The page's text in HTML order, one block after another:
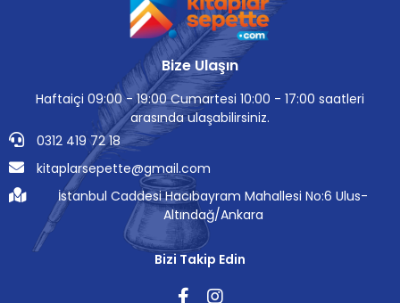
Bize Ulaşın
Haftaiçi 09:00 - 19:00 Cumartesi 10:00 - 17:00 saatleri
arasında ulaşabilirsiniz.
0312 419 72 18
kitaplarsepette@gmail.com
İstanbul Caddesi Hacıbayram Mahallesi No:6 Ulus-
Altındağ/Ankara
Bizi Takip Edin